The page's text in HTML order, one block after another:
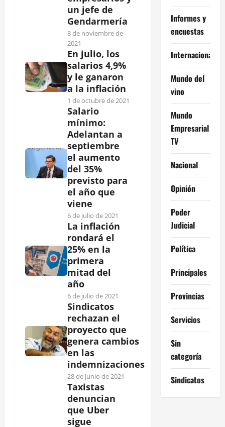
un jefe de
Gendarmería
8 de noviembre de
2021
En julio, los
salarios 4,9%
y le ganaron
a la inflación
1 de octubre de 2021
Salario
mínimo:
Adelantan a
septiembre
el aumento
del 35%
previsto para
el año que
viene
6 de julio de 2021
La inflación
rondará el
25% en la
primera
mitad del
año
6 de julio de 2021
Sindicatos
rechazan el
proyecto que
genera cambios
en las
indemnizaciones
28 de junio de 2021
Taxistas
denuncian
que Uber
sigue
Informes y
encuestas
Internacional
Mundo del
vino
Mundo
Empresarial
TV
Nacional
Opinión
Poder
Judicial
Política
Principales
Provincias
Servicios
Sin
categoría
Sindicatos